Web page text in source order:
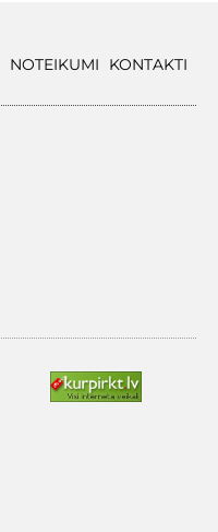
NOTEIKUMI KONTAKTI